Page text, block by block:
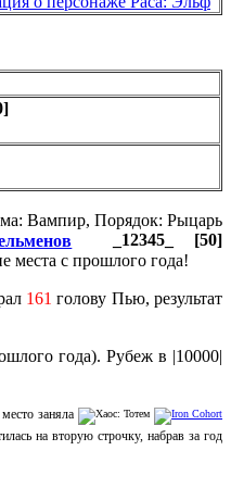
_12345_ [50]
места с прошлого года!
161 голову Пью, результат
года). Рубеж в |10000|
заняла
на вторую строчку, набрав за год